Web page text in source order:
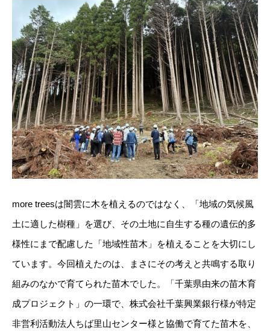
more treesは闇雲に木を植えるのではなく、「地域の気候風
土に適した樹種」を選び、その土地に自生する種の遺伝的多
様性にまで配慮した「地域性苗木」を植えることを大切にし
ています。今回植えたのは、まさにその考えと共鳴する取り
組みのなかで育てられた苗木でした。「千葉県由来の苗木育
成プロジェクト」の一環で、株式会社千葉興業銀行様が特定
非営利活動法人ちば里山センター様と協働で育てた苗木を、